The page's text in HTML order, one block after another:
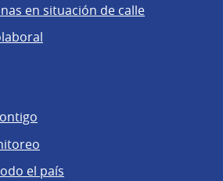
en situación de calle
el país